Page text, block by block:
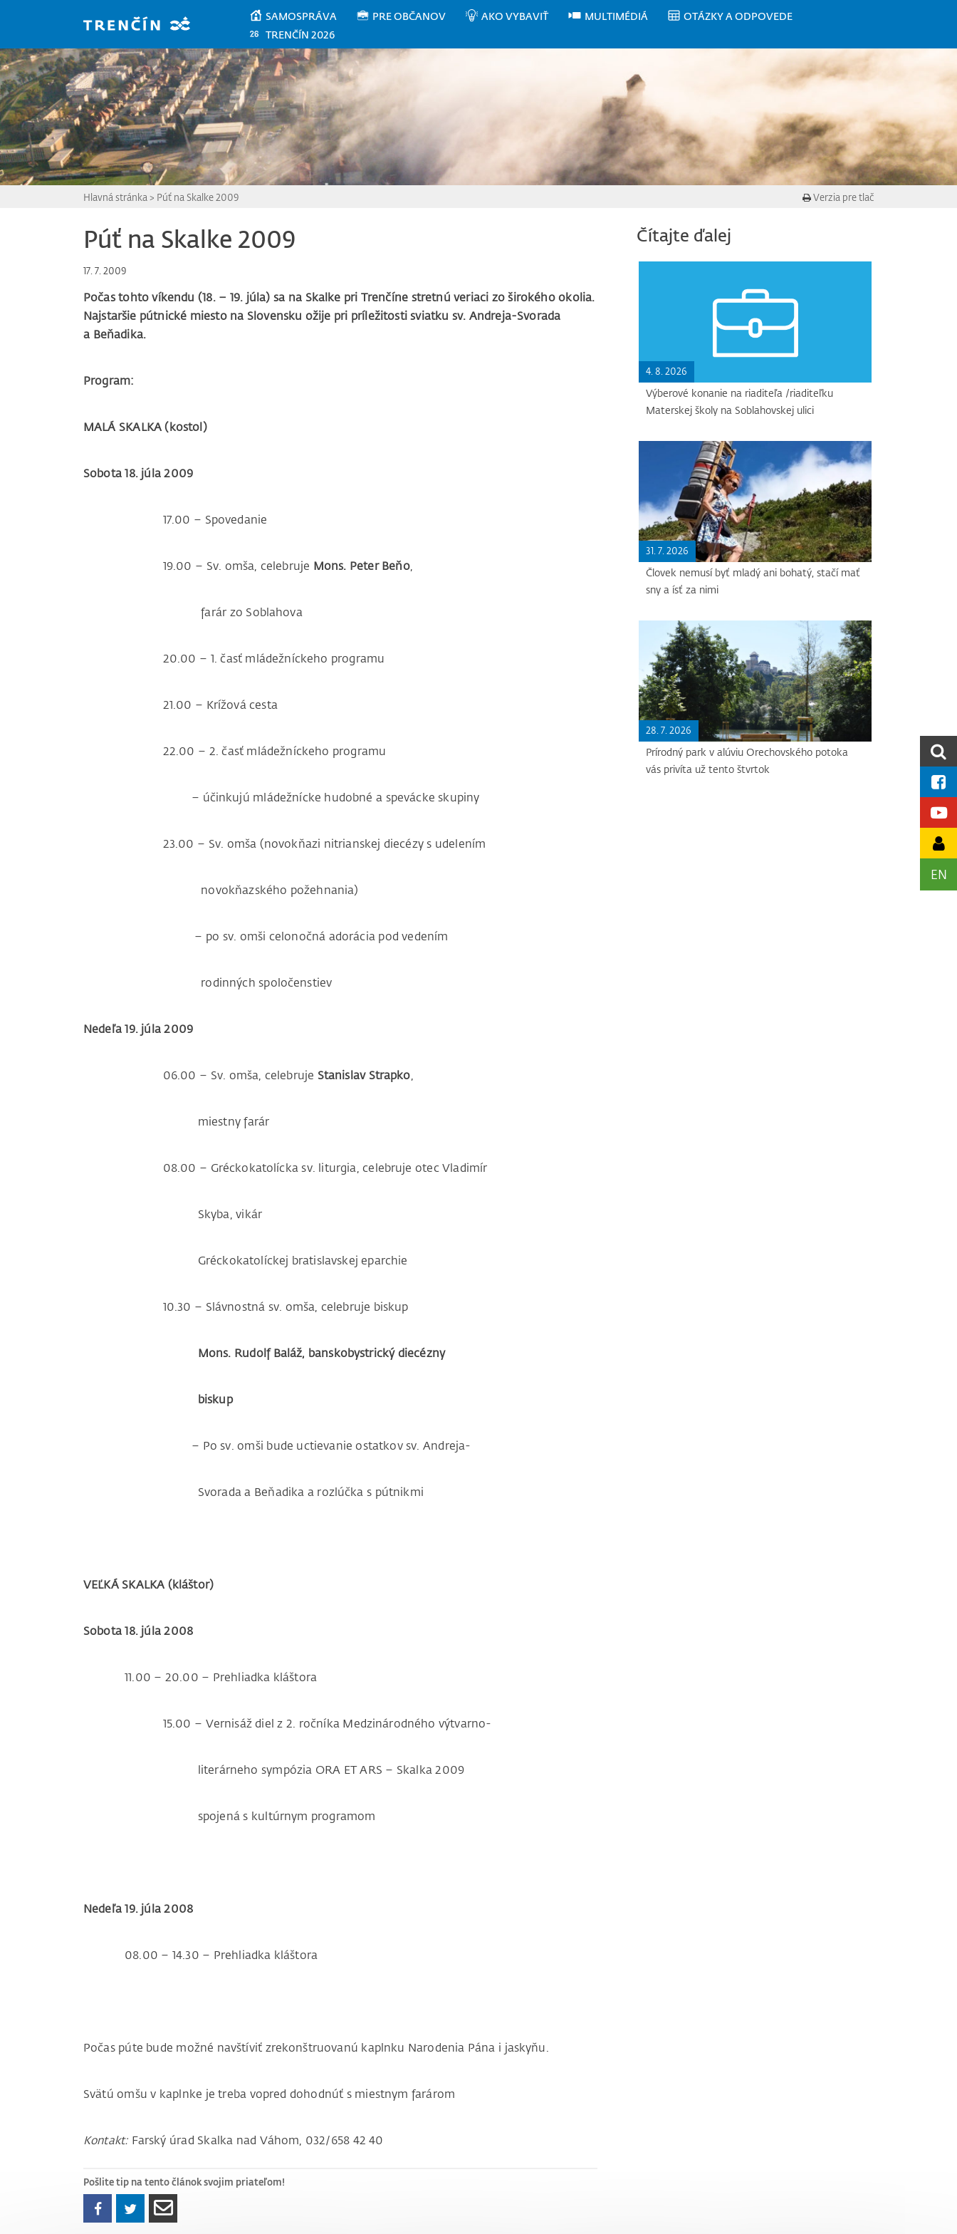
SAMOSPRÁVA PRE OBČANOV AKO VYBAVIŤ MULTIMÉDIÁ
OTÁZKY A ODPOVEDE
TRENČÍN 2026
EN
Hlavná stránka > Púť na Skalke 2009 Verzia pre tlač
Púť na Skalke 2009
17. 7. 2009
Počas tohto víkendu (18. – 19. júla) sa na Skalke pri Trenčíne stretnú veriaci zo širokého okolia.
Najstaršie pútnické miesto na Slovensku ožije pri príležitosti sviatku sv. Andreja-Svorada
a Beňadika.
Program:
MALÁ SKALKA (kostol)
Sobota 18. júla 2009
17.00 – Spovedanie
19.00 – Sv. omša, celebruje Mons. Peter Beňo,
farár zo Soblahova
20.00 – 1. časť mládežníckeho programu
21.00 – Krížová cesta
22.00 – 2. časť mládežníckeho programu
– účinkujú mládežnícke hudobné a spevácke skupiny
23.00 – Sv. omša (novokňazi nitrianskej diecézy s udelením
novokňazského požehnania)
– po sv. omši celonočná adorácia pod vedením
rodinných spoločenstiev
Nedeľa 19. júla 2009
06.00 – Sv. omša, celebruje Stanislav Strapko,
miestny farár
08.00 – Gréckokatolícka sv. liturgia, celebruje otec Vladimír
Skyba, vikár
Gréckokatolíckej bratislavskej eparchie
10.30 – Slávnostná sv. omša, celebruje biskup
Mons. Rudolf Baláž, banskobystrický diecézny
biskup
– Po sv. omši bude uctievanie ostatkov sv. Andreja-
Svorada a Beňadika a rozlúčka s pútnikmi
VEĽKÁ SKALKA (kláštor)
Sobota 18. júla 2008
11.00 – 20.00 – Prehliadka kláštora
15.00 – Vernisáž diel z 2. ročníka Medzinárodného výtvarno-
literárneho sympózia ORA ET ARS – Skalka 2009
spojená s kultúrnym programom
Nedeľa 19. júla 2008
08.00 – 14.30 – Prehliadka kláštora
Počas púte bude možné navštíviť zrekonštruovanú kaplnku Narodenia Pána i jaskyňu.
Svätú omšu v kaplnke je treba vopred dohodnúť s miestnym farárom
Kontakt: Farský úrad Skalka nad Váhom, 032/658 42 40
Pošlite tip na tento článok svojim priateľom!
Čítajte ďalej
4. 8. 2026
Výberové konanie na riaditeľa /riaditeľku
Materskej školy na Soblahovskej ulici
31. 7. 2026
Človek nemusí byť mladý ani bohatý, stačí mať
sny a ísť za nimi
28. 7. 2026
Prírodný park v alúviu Orechovského potoka
vás privíta už tento štvrtok